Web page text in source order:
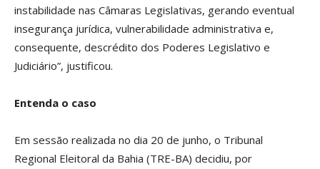
instabilidade nas Câmaras Legislativas, gerando eventual
insegurança jurídica, vulnerabilidade administrativa e,
consequente, descrédito dos Poderes Legislativo e
Judiciário”, justificou.
Entenda o caso
Em sessão realizada no dia 20 de junho, o Tribunal
Regional Eleitoral da Bahia (TRE-BA) decidiu, por